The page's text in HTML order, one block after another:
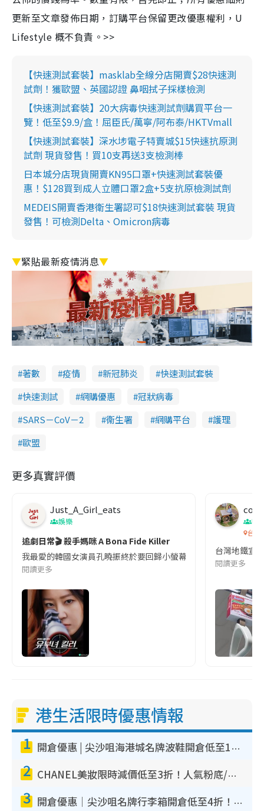
更新至文章發佈日期，訂購平台保留更改優惠權利，U
Lifestyle 概不負責。>>
【快速測試套裝】masklab全線分店開賣$28快速測
試劑！獲歐盟、英國認證 鼻咽拭子採樣檢測
【快速測試套裝】20大病毒快速測試劑購買平台一
覽！低至$9.9/盒！屈臣氏/萬寧/阿布泰/HKTVmall
【快速測試套裝】深水埗電子特賣城$15快速抗原測
試劑 現貨發售！買10支再送3支檢測棒
日本城分店現貨開賣KN95口罩+快速測試套裝優
惠！$128買到成人立體口罩2盒+5支抗原檢測試劑
MEDEIS開賣香港衛生署認可$18快速測試套裝 現貨
發售！可檢測Delta、Omicron病毒
▼緊貼最新疫情消息▼
著數 疫情 新冠肺炎
快速測試套裝
快速測試
網購優惠
冠狀病毒
SARS－CoV－2
衞生署 網購平台
護理
歐盟
更多真實評價
Just_A_Girl_eats
娛樂
追劇日常🎬 殺手媽咪 A Bona Fide Killer
我最愛的韓國女演員孔曉振終於要回歸小螢幕啦!這次的劇本改編
閱讀更多
co
吹
台灣
台灣地鐵宣
閱讀更多
港生活限時優惠情報
1 開倉優惠 | 尖沙咀海港城名牌波鞋開倉低至1折！On鞋$899起／Joy&Peace鞋履$98起
2 CHANEL美妝限時減價低至3折！人氣粉底/唇膏/精華液低至$275！COCO香水都有平
3 開倉優惠｜尖沙咀名牌行李箱開倉低至4折！一連5日 American Tourister/ace./Hallmark $200起！